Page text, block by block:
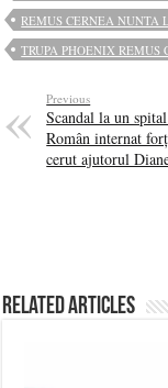
REMUS CERNEA NUNTA
TRUPA PHOENIX REMUS
Previous
Scandal la un
Român internat
cerut ajutorul
Related Articles